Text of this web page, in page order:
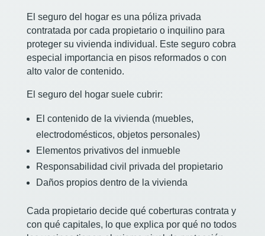
El seguro del hogar es una póliza privada
contratada por cada propietario o inquilino para
proteger su vivienda individual. Este seguro cobra
especial importancia en pisos reformados o con
alto valor de contenido.
El seguro del hogar suele cubrir:
El contenido de la vivienda (muebles,
electrodomésticos, objetos personales)
Elementos privativos del inmueble
Responsabilidad civil privada del propietario
Daños propios dentro de la vivienda
Cada propietario decide qué coberturas contrata y
con qué capitales, lo que explica por qué no todos